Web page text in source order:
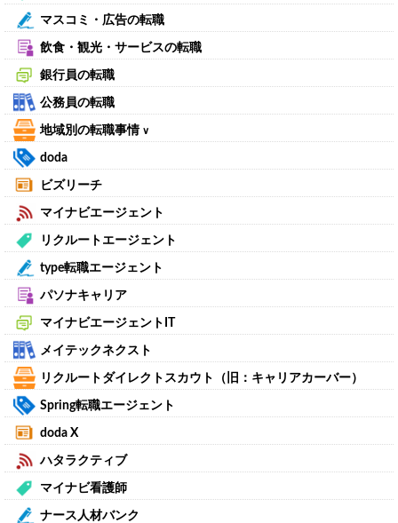
マスコミ・広告の転職
飲食・観光・サービスの転職
銀行員の転職
公務員の転職
地域別の転職事情 ∨
doda
ビズリーチ
マイナビエージェント
リクルートエージェント
type転職エージェント
パソナキャリア
マイナビエージェントIT
メイテックネクスト
リクルートダイレクトスカウト（旧：キャリアカーバー）
Spring転職エージェント
doda X
ハタラクティブ
マイナビ看護師
ナース人材バンク